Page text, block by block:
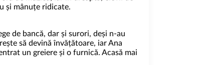
și mânuțe ridicate.
de bancă, dar și surori, deși n-au
să devină învățătoare, iar Ana
un greiere și o furnică. Acasă mai